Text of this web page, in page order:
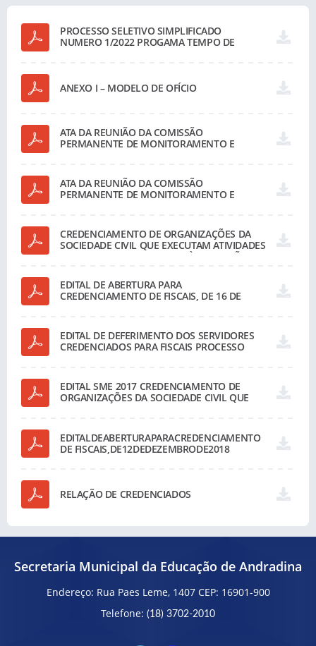
PROCESSO SELETIVO SIMPLIFICADO
NUMERO 1/2022 PROGAMA TEMPO DE
ANEXO I – MODELO DE OFÍCIO
ATA DA REUNIÃO DA COMISSÃO
PERMANENTE DE MONITORAMENTO E
11.788/2018, de 26/10/2018
ATA DA REUNIÃO DA COMISSÃO
PERMANENTE DE MONITORAMENTO E
11.708/2017
CREDENCIAMENTO DE ORGANIZAÇÕES DA
SOCIEDADE CIVIL QUE EXECUTAM ATIVIDADES
VOLTADAS OU VINCULADAS À EDUCAÇÃO.
EDITAL DE ABERTURA PARA
CREDENCIAMENTO DE FISCAIS, DE 16 DE
EDITAL DE DEFERIMENTO DOS SERVIDORES
CREDENCIADOS PARA FISCAIS PROCESSO
EDITAL SME 2017 CREDENCIAMENTO DE
ORGANIZAÇÕES DA SOCIEDADE CIVIL QUE
EDITALDEABERTURAPARACREDENCIAMENTO
DE FISCAIS,DE12DEDEZEMBRODE2018
RELAÇÃO DE CREDENCIADOS
Secretaria Municipal da Educação de Andradina
Endereço: Rua Paes Leme, 1407 CEP: 16901-900
Telefone: (18) 3702-2010